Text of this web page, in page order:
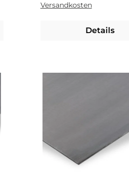
Versandkosten
Details